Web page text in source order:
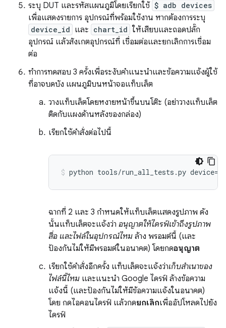
ระบุ DUT และรหัสแผนภูมิโดยเรียกใช้ $ adb devices
เพื่อแสดงรายการ อุปกรณ์ที่พร้อมใช้งาน หากต้องการระบุ
device_id และ chart_id ให้เสียบและถอดปลั๊ก
อุปกรณ์ แล้วสังเกตอุปกรณ์ที่ เชื่อมต่อและยกเลิกการเชื่อม
ต่อ
ทำการทดสอบ 3 ครั้งเพื่อระงับคำแนะนำและข้อความแจ้งผู้ใช้
ที่อาจบดบัง แผนภูมิบนหน้าจอแท็บเล็ต
วางแท็บเล็ตโดยหงายหน้าขึ้นบนโต๊ะ (อย่าวางแท็บเล็ต
ติดกับแผงด้านหลังของกล่อง)
เรียกใช้คำสั่งต่อไปนี้
ฉากที่ 2 และ 3 กำหนดให้แท็บเล็ตแสดงรูปภาพ ดัง
นั้นแท็บเล็ตจะแจ้งว่า อนุญาตให้ไดรฟ์เข้าถึงรูปภาพ
สื่อ และไฟล์ในอุปกรณ์ไหม ล้าง พรอมต์นี้ (และ
ป้องกันไม่ให้มีพรอมต์ในอนาคต) โดยกดอนุญาต
เรียกใช้คำสั่งอีกครั้ง แท็บเล็ตจะแจ้งว่าเก็บสำเนาของ
ไฟล์นี้ไหม และแนะนำ Google ไดรฟ์ ล้างข้อความ
แจ้งนี้ (และป้องกันไม่ให้มีข้อความแจ้งในอนาคต)
โดย กดไอคอนไดรฟ์ แล้วกดยกเลิกเพื่ออัปโหลดไปยัง
ไดรฟ์